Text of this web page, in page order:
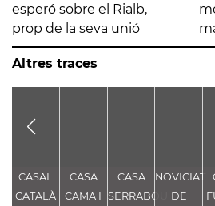
esperó sobre el Rialb,
prop de la seva unió
metres al sud-est de la
Altres traces
CASAL
CATALÀ
CASA
CAMA I
CASA
SERRABOU
NOVICIAT
DE